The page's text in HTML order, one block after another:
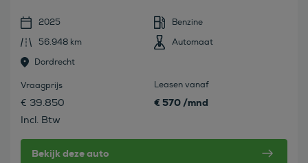
2025
Benzine
56.948 km
Automaat
Dordrecht
Vraagprijs
€ 39.850
Incl. Btw
Leasen vanaf
€ 570 /mnd
Bekijk deze auto